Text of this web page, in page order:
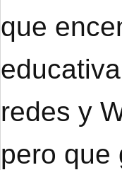
que
redes y
pero que